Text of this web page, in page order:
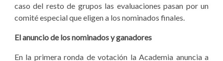
caso del resto de grupos las evaluaciones pasan por un
comité especial que eligen a los nominados finales.
El anuncio de los nominados y ganadores
En la primera ronda de votación la Academia anuncia a